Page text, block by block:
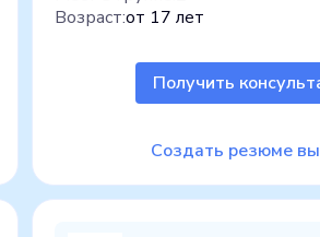
Возраст:от 17 лет
Получить
Создать резюме